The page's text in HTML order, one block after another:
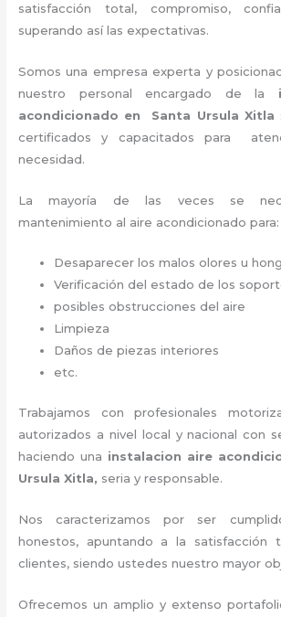
satisfacción total, compromiso,
superando así las expectativas.
Somos una empresa experta y
nuestro personal encargado de la
acondicionado en Santa Ursula Xitla
certificados y capacitados para
necesidad.
La mayoría de las veces se
mantenimiento al aire acondicionado para:
Desaparecer los malos olores u
Verificación del estado de los
posibles obstrucciones del aire
Limpieza
Daños de piezas interiores
etc.
Trabajamos con profesionales
autorizados a nivel local y nacional con
haciendo una instalacion aire
Ursula Xitla, seria y responsable.
Nos caracterizamos por ser
honestos, apuntando a la satisfacción
clientes, siendo ustedes nuestro mayor
Ofrecemos un amplio y extenso